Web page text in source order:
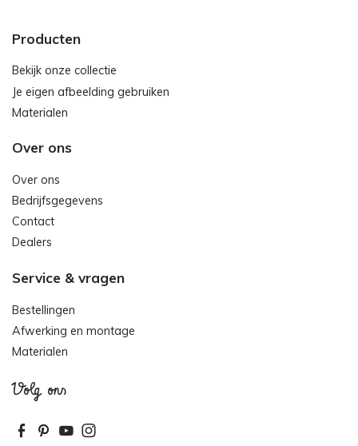
Producten
Bekijk onze collectie
Je eigen afbeelding gebruiken
Materialen
Over ons
Over ons
Bedrijfsgegevens
Contact
Dealers
Service & vragen
Bestellingen
Afwerking en montage
Materialen
Volg ons